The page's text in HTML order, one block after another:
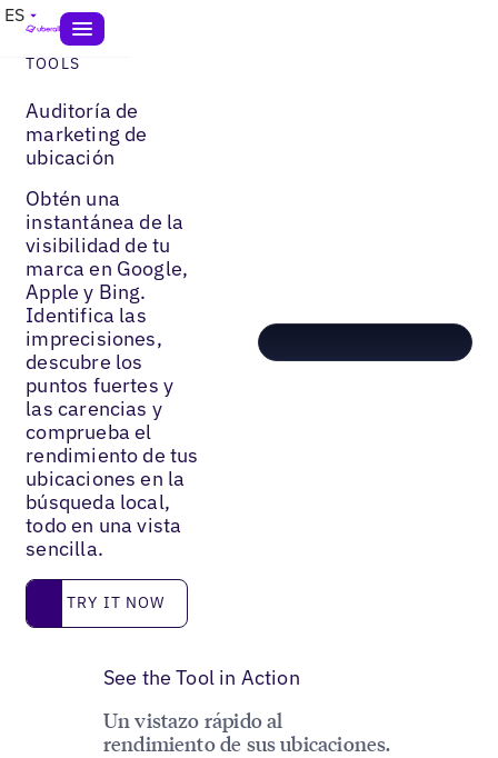
ES
TOOLS
Auditoría de
marketing de
ubicación
Obtén una
instantánea de la
visibilidad de tu
marca en Google,
Apple y Bing.
Identifica las
imprecisiones,
descubre los
puntos fuertes y
las carencias y
comprueba el
rendimiento de tus
ubicaciones en la
búsqueda local,
todo en una vista
sencilla.
Try it now
TRY IT NOW
See the Tool in Action
Un vistazo rápido al
rendimiento de sus ubicaciones.